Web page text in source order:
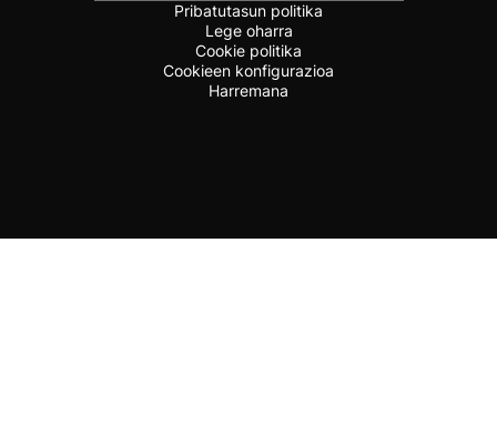
Pribatutasun politika
Lege oharra
Cookie politika
Cookieen konfigurazioa
Harremana